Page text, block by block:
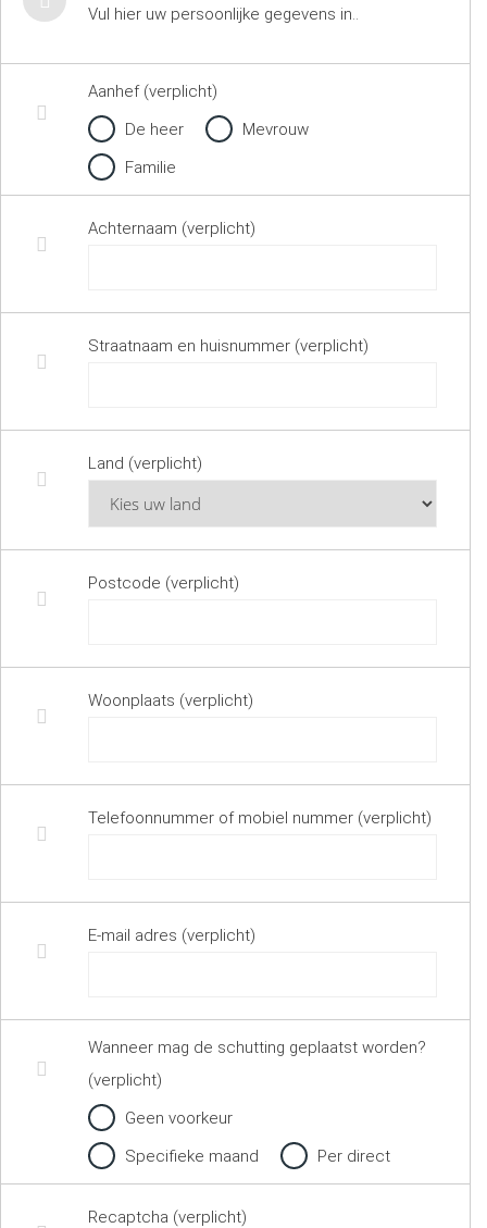
Vul hier uw persoonlijke gegevens in..
Aanhef (verplicht)
De heer
Mevrouw
Familie
Achternaam (verplicht)
Straatnaam en huisnummer (verplicht)
Land (verplicht)
Postcode (verplicht)
Woonplaats (verplicht)
Telefoonnummer of mobiel nummer (verplicht)
E-mail adres (verplicht)
Wanneer mag de schutting geplaatst worden?
(verplicht)
Geen voorkeur
Specifieke maand
Per direct
Recaptcha (verplicht)